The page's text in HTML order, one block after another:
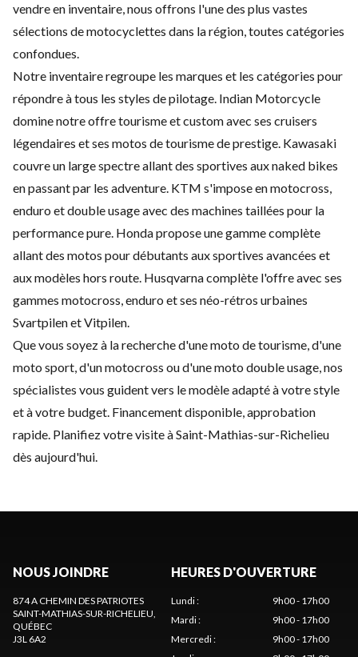
vendre en inventaire, nous offrons l'une des plus vastes
sélections de motocyclettes dans la région, toutes catégories
confondues.
Notre inventaire regroupe les marques et les catégories pour
répondre à tous les styles de pilotage. Indian Motorcycle
domine notre offre tourisme et custom avec ses cruisers
légendaires et ses motos de tourisme de prestige. Kawasaki
couvre un large spectre allant des sportives aux naked bikes
en passant par les adventure. KTM s'impose en motocross,
enduro et double usage avec des machines taillées pour la
performance pure. Honda propose une gamme complète
allant des motos pour débutants aux sportives avancées et
aux modèles hors route. Husqvarna complète l'offre avec ses
gammes motocross, enduro et ses néo-rétros urbaines
Svartpilen et Vitpilen.
Que vous soyez à la recherche d'une moto de tourisme, d'une
moto sport, d'un motocross ou d'une moto double usage, nos
spécialistes vous guident vers le modèle adapté à votre style
et à votre budget. Financement disponible, approbation
rapide. Planifiez votre visite à Saint-Mathias-sur-Richelieu
dès aujourd'hui.
NOUS JOINDRE
874 A CHEMIN DES PATRIOTES
SAINT-MATHIAS-SUR-RICHELIEU,
QUÉBEC
J3L 6A2
HEURES D'OUVERTURE
Lundi:
9h00 - 17h00
Mardi:
9h00 - 17h00
Mercredi:
9h00 - 17h00